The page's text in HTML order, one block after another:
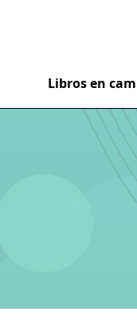
Libros en